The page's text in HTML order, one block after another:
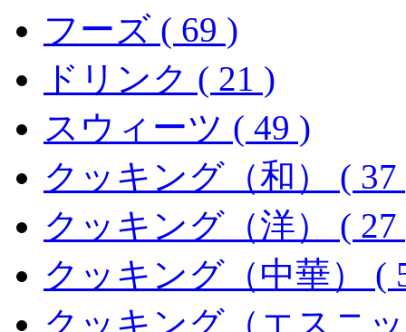
フーズ ( 69 )
ドリンク ( 21 )
スウィーツ ( 49 )
クッキング（和） ( 37
クッキング（洋） ( 27
クッキング（中華） (
クッキング（エスニ